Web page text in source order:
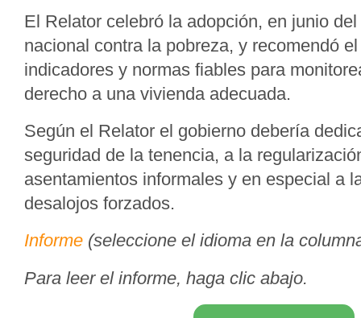
El Relator celebró la adopción, en junio
nacional contra la pobreza, y recomendó
indicadores y normas fiables para
derecho a una vivienda adecuada.
Según el Relator el gobierno debería
seguridad de la tenencia, a la
asentamientos informales y en especial a
desalojos forzados.
Informe (seleccione el idioma en la
Para leer el informe, haga clic abajo.